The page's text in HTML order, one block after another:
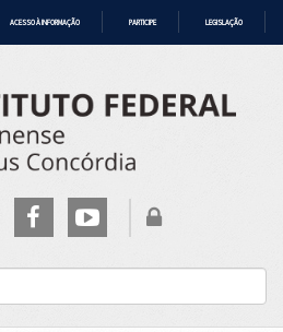
CONTEÚDO
ACESSO À INFORMAÇÃO PARTICIPE LEGISLAÇÃO